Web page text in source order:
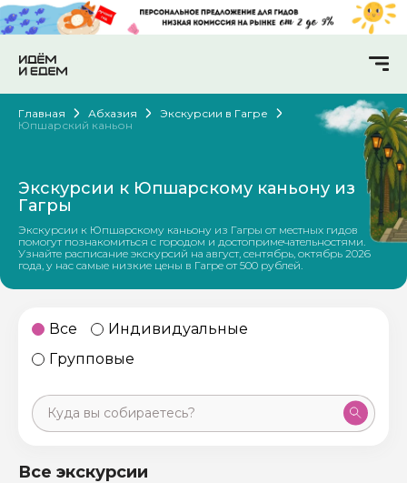
Главная Абхазия
Экскурсии в Гагре
Юпшарский каньон
Экскурсии к Юпшарскому каньону из
Гагры
Экскурсии к Юпшарскому каньону из Гагры от местных гидов
помогут познакомиться с городом и достопримечательностями.
Узнайте расписание экскурсий на август, сентябрь, октябрь 2026
года, у нас самые низкие цены в Гагре от 500 рублей.
Все
Индивидуальные
Групповые
Все экскурсии